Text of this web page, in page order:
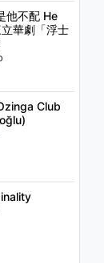
他不配 He
華劇「浮士
Club